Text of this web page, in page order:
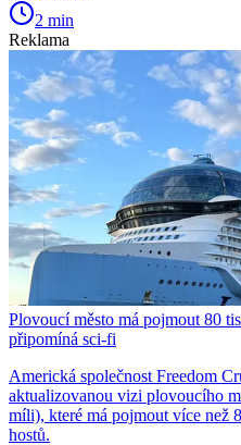
2 min
Reklama
Plovoucí město má pojmout 80
připomíná sci-fi
Americká společnost Freedom
aktualizovanou vizi plovoucího
míli), které má pojmout více než
hostů.